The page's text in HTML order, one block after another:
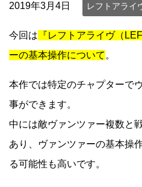
2019年3月4日 レフトアライ
今回は 『レフトアライヴ（
ーの基本操作について 。
本作では特定のチャプターで
事ができます。
中には敵ヴァンツァー複数と
あり、ヴァンツァーの基本操
る可能性も高いです。